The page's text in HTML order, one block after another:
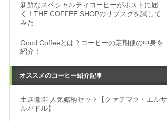
新鮮なスペシャルティコーヒーがポストに届
く！THE COFFEE SHOPのサブスクを試して
みた
Good Coffeeとは？コーヒーの定期便の中身を
紹介！
オススメのコーヒー紹介記事
土居珈琲 人気銘柄セット【グァテマラ・エルサ
ルバドル】